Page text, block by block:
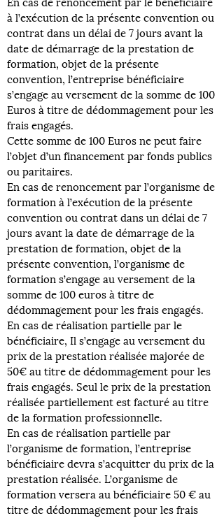
En cas de renoncement par le bénéficiaire
à l’exécution de la présente convention ou
contrat dans un délai de 7 jours avant la
date de démarrage de la prestation de
formation, objet de la présente
convention, l’entreprise bénéficiaire
s’engage au versement de la somme de 100
Euros à titre de dédommagement pour les
frais engagés.
Cette somme de 100 Euros ne peut faire
l’objet d’un financement par fonds publics
ou paritaires.
En cas de renoncement par l’organisme de
formation à l’exécution de la présente
convention ou contrat dans un délai de 7
jours avant la date de démarrage de la
prestation de formation, objet de la
présente convention, l’organisme de
formation s’engage au versement de la
somme de 100 euros à titre de
dédommagement pour les frais engagés.
En cas de réalisation partielle par le
bénéficiaire, Il s’engage au versement du
prix de la prestation réalisée majorée de
50€ au titre de dédommagement pour les
frais engagés. Seul le prix de la prestation
réalisée partiellement est facturé au titre
de la formation professionnelle.
En cas de réalisation partielle par
l’organisme de formation, l’entreprise
bénéficiaire devra s’acquitter du prix de la
prestation réalisée. L’organisme de
formation versera au bénéficiaire 50 € au
titre de dédommagement pour les frais